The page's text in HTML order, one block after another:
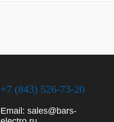
+7 (843) 526-73-20
Email: sales@bars-